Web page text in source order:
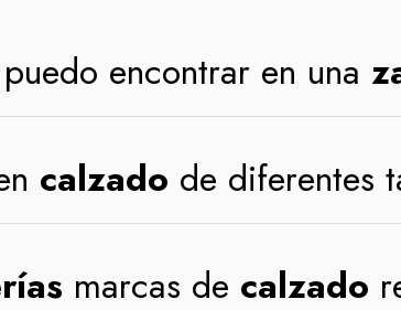
puedo encontrar en una
calzado de diferentes
marcas de calzado